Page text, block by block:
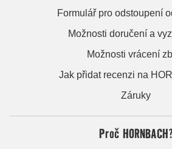
Formulář pro odstoupení
Možnosti doručení a
Možnosti vrácení
Jak přidat recenzi na
Záruky
Proč